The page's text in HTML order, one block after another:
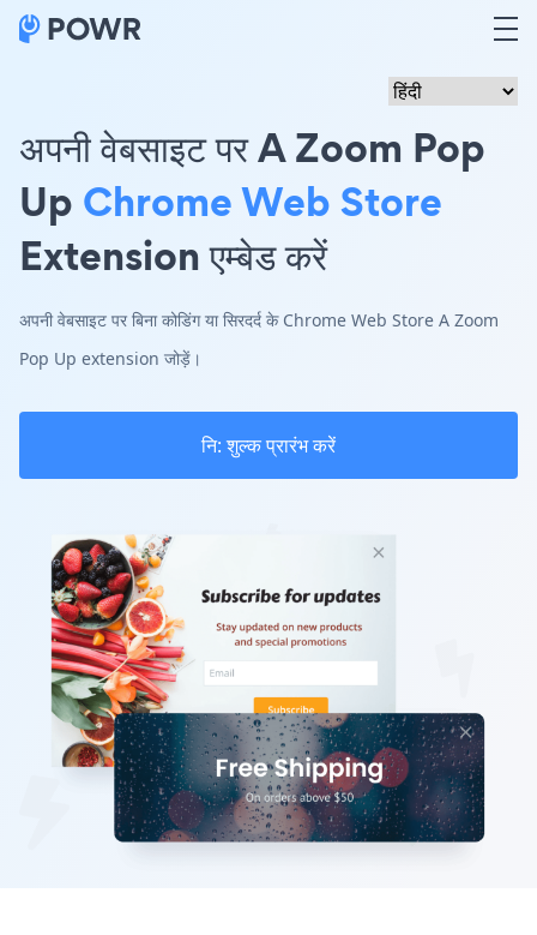
अपनी वेबसाइट पर A Zoom Pop
Up Chrome Web Store
Extension एम्बेड करें
अपनी वेबसाइट पर बिना कोडिंग या सिरदर्द के Chrome Web Store A Zoom
Pop Up extension जोड़ें।
नि: शुल्क प्रारंभ करें